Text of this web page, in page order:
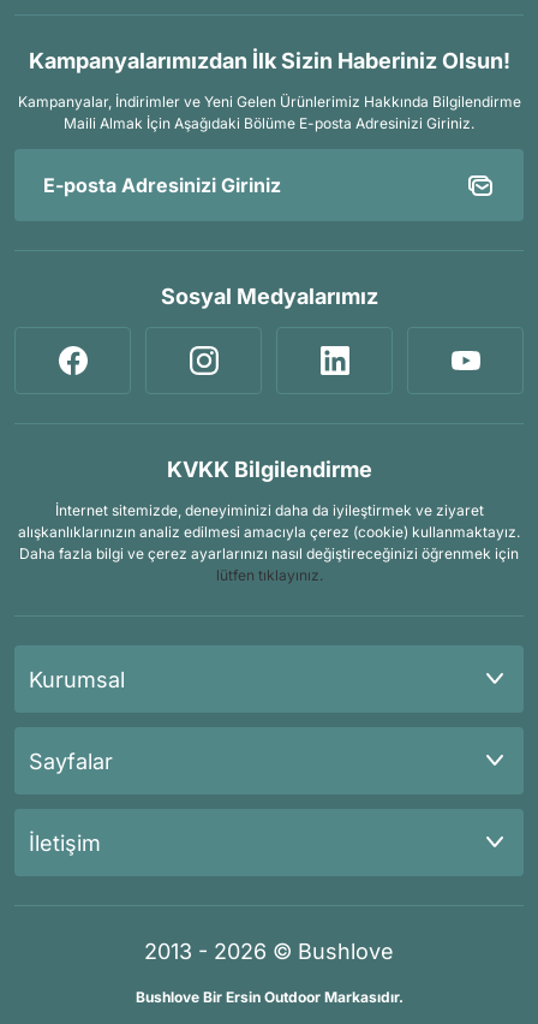
Kampanyalarımızdan İlk Sizin Haberiniz Olsun!
Kampanyalar, İndirimler ve Yeni Gelen Ürünlerimiz Hakkında Bilgilendirme
Maili Almak İçin Aşağıdaki Bölüme E-posta Adresinizi Giriniz.
Sosyal Medyalarımız
KVKK Bilgilendirme
İnternet sitemizde, deneyiminizi daha da iyileştirmek ve ziyaret
alışkanlıklarınızın analiz edilmesi amacıyla çerez (cookie) kullanmaktayız.
Daha fazla bilgi ve çerez ayarlarınızı nasıl değiştireceğinizi öğrenmek için
lütfen tıklayınız.
Kurumsal
Sayfalar
İletişim
2013 - 2026 © Bushlove
Bushlove Bir Ersin Outdoor Markasıdır.